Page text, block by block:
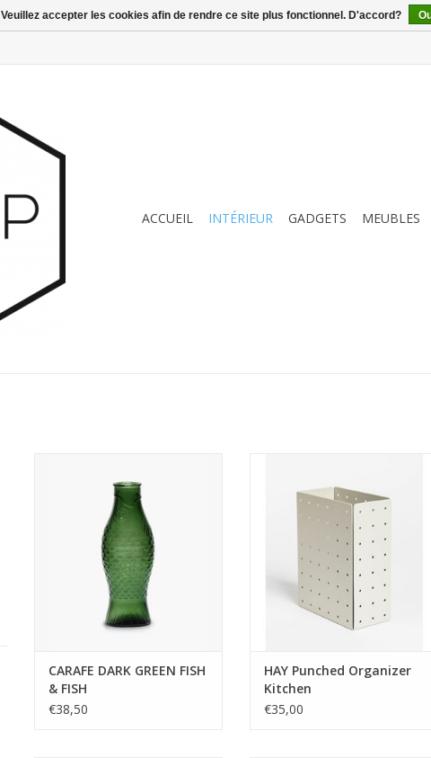
ACCUEIL INTÉRIEUR GADGETS MEUBLES
de la collection Fish & Fish de
Paola Navone pour Serax. La
créatrice italienne s'est inspirée
du verre pressé qui a fait
sensation aux États-Unis dans les
années 1930. Conçue pour servir
des boissons à table, elle est ég
AJOUTER AU PANIER
CARAFE DARK GREEN FISH
& FISH
€38,50
Couleur: gris chaud
Dimensions: L12 x H16 x W6
AJOUTER AU PANIER
HAY Punched Organizer
Kitchen
€35,00
Veuillez accepter les cookies afin de rendre ce site plus fonctionnel. D'accord?